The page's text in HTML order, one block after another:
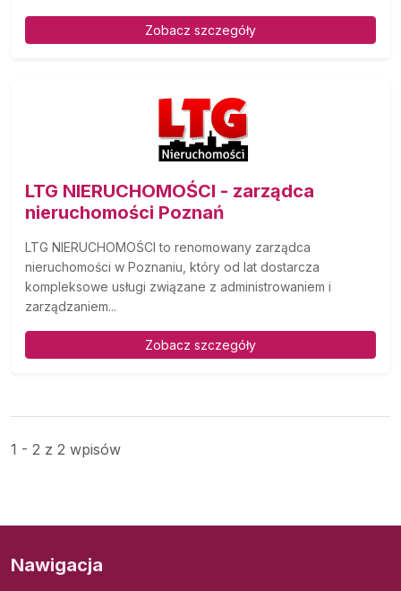
Zobacz szczegóły
LTG NIERUCHOMOŚCI - zarządca
nieruchomości Poznań
LTG NIERUCHOMOŚCI to renomowany zarządca
nieruchomości w Poznaniu, który od lat dostarcza
kompleksowe usługi związane z administrowaniem i
zarządzaniem...
Zobacz szczegóły
1 - 2 z 2 wpisów
Nawigacja